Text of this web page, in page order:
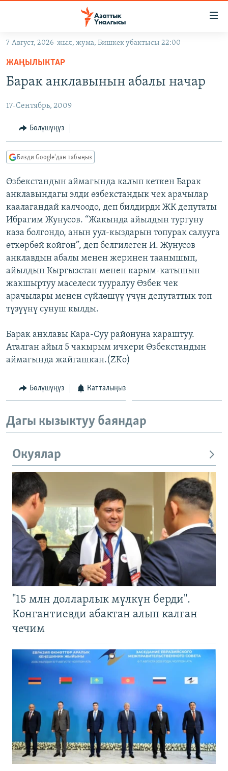
Навигацияга
өтүңүз
Издөөгө
салыңызКЫРГЫЗСТАН
САЯСАТ
ЭКОНОМИКА
ДҮЙНӨ
ДҮЙНӨ
БОРБОР АЗИЯ
УКРАИНА
АТАЙЫН ИЛИКТӨӨ
БҮГҮН АЗАТТЫКТА
ЭКСПЕРТТЕР ТАЛДАЙТ
БИЗ ЖАНА ДҮЙНӨ
ДАНИСТЕ
ЭЖЕ-СИҢДИЛЕР
АЗАТТЫК+
ЫҢГАЙСЫЗ СУРООЛОР
ПОДКАСТ
ӨЗГӨЧӨ ПИКИР
Русский
ОНЛАЙН ШЕРИНЕ
ЭЕ/АРнун бардык сайттары
7-Август, 2026-жыл, жума, Бишкек убактысы 22:00
ЖАҢЫЛЫКТАР
Барак анклавынын абалы начар
17-Сентябрь, 2009
Бөлүшүңүз
Бизди Google'дан табыңыз
Өзбекстандын аймагында калып кеткен Барак
анклавындагы элди өзбекстандык чек арачылар
каалагандай калчоодо, деп билдирди ЖК депутаты
Ибрагим Жунусов. “Жакында айылдын тургуну
каза болгондо, анын уул-кыздарын топурак салууга
өткөрбөй койгон”, деп белгилеген И. Жунусов
анклавдын абалы менен жеринен таанышып,
айылдын Кыргызстан менен карым-катышын
жакшыртуу маселеси тууралуу Өзбек чек
арачылары менен сүйлөшүү үчүн депутаттык топ
түзүүнү сунуш кылды.
Барак анклавы Кара-Суу районуна караштуу.
Аталган айыл 5 чакырым ичкери Өзбекстандын
аймагында жайгашкан.(ZKo)
Бөлүшүңүз Катталыңыз
Дагы кызыктуу баяндар
Окуялар
"15 млн долларлык мүлкүн берди".
Конгантиевди абактан алып калган
чечим